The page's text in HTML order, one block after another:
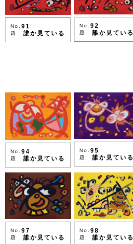
No. 91
題 誰か見ている
No. 92
題 誰か見ている
No. 94
題 誰か見ている
No. 95
題 誰か見ている
No. 97
題 誰か見ている
No. 98
題 誰か見ている